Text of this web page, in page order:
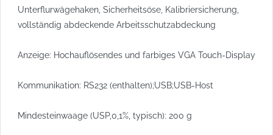
Unterflurwägehaken, Sicherheitsöse, Kalibriersicherung,
vollständig abdeckende Arbeitsschutzabdeckung
Anzeige: Hochauflösendes und farbiges VGA Touch-Display
Kommunikation: RS232 (enthalten);USB;USB-Host
Mindesteinwaage (USP,0,1%, typisch): 200 g